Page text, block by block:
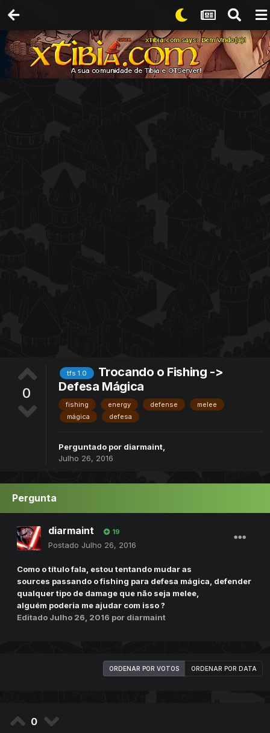
0
tfs 1.0
Trocando o Fishing ->
Defesa Mágica
fishing energy defense
melee
mágica
defesa
Perguntado por diarmaint,
Julho 26, 2016
Pergunta
diarmaint 19
Postado Julho 26, 2016
Como o título fala, estou tentando mudar as
sources passando o fishing para defesa mágica, defender
qualquer tipo de damage que não seja melee,
alguém poderia me ajudar com isso ?
Editado Julho 26, 2016 por diarmaint
ORDENAR POR VOTOS ORDENAR POR DATA
0